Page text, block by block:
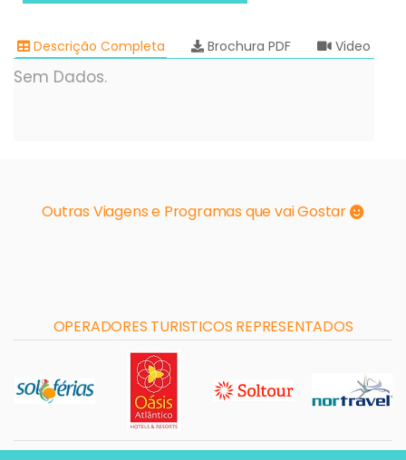
Descrição Completa Brochura PDF Video
Sem Dados.
Outras Viagens e Programas que vai Gostar
OPERADORES TURISTICOS REPRESENTADOS